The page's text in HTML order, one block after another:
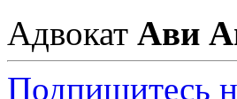
Адвокат Ави
Подпишитесь